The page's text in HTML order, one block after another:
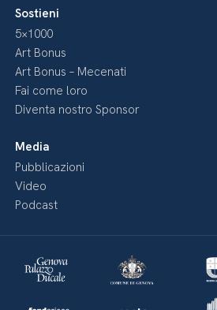
Sostieni
5×1000
Art Bonus
Art Bonus – Mecenati
Fai come loro
Diventa nostro Sponsor
Media
Pubblicazioni
Video
Podcast